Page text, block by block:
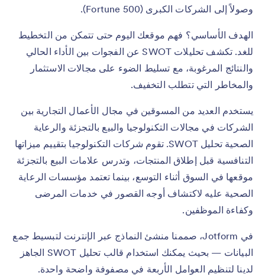
وصولاً إلى الشركات الكبرى (Fortune 500).
الهدف الأساسي؟ فهم موقعك اليوم حتى تتمكن من التخطيط
للغد. تكشف تحليلات SWOT عن الفجوات بين الأداء الحالي
والنتائج المرغوبة، مع تسليط الضوء على مجالات الاستثمار
والمخاطر التي تتطلب التخفيف.
يستخدم العديد من المسوقين في مجال الأعمال التجارية بين
الشركات في مجالات التكنولوجيا والبيع بالتجزئة والرعاية
الصحية تحليل SWOT. تقوم شركات التكنولوجيا بتقييم ميزاتها
التنافسية قبل إطلاق المنتجات، وتدرس علامات البيع بالتجزئة
موقعها في السوق أثناء التوسع، بينما تعتمد مؤسسات الرعاية
الصحية عليه لاكتشاف أوجه القصور في خدمات المرضى
وكفاءة الموظفين.
في Jotform، صممنا منشئ النماذج عبر الإنترنت لتبسيط جمع
البيانات — بحيث يمكنك استخدام قالب تحليل SWOT الجاهز
لدينا لتنظيم العوامل الأربعة في مصفوفة واضحة واحدة.